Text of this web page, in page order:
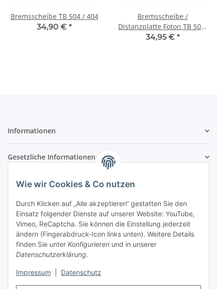
Wie wir Cookies & Co nutzen
Durch Klicken auf „Alle akzeptieren“ gestatten Sie den
Einsatz folgender Dienste auf unserer Website: YouTube,
Vimeo, ReCaptcha. Sie können die Einstellung jederzeit
ändern (Fingerabdruck-Icon links unten). Weitere Details
finden Sie unter Konfigurieren und in unserer
Datenschutzerklärung.
Impressum Datenschutz
Bremsscheibe TB 504 / 404
34,90 € *
Bremsscheibe /
Distanzplatte Foton TB 504/
404
34,95 € *
Informationen
Gesetzliche Informationen
Zahlungsarten
Versandarten